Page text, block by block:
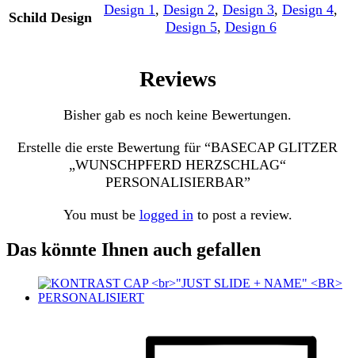
Schild Design
Design 1 , Design 2, Design 3, Design 4,
Design 5, Design 6
Reviews
Bisher gab es noch keine Bewertungen.
Erstelle die erste Bewertung für “BASECAP GLITZER
„WUNSCHPFERD HERZSCHLAG“
PERSONALISIERBAR”
You must be logged into post a review.
Das könnte Ihnen auch gefallen